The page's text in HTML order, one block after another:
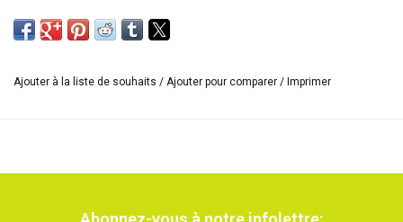
Ajouter à la liste de souhaits / Ajouter pour comparer / Imprimer